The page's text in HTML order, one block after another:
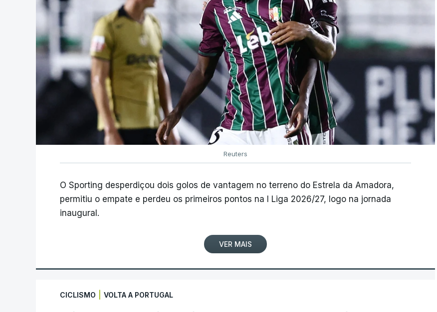
Reuters
O Sporting desperdiçou dois golos de vantagem no terreno do Estrela da Amadora,
permitiu o empate e perdeu os primeiros pontos na I Liga 2026/27, logo na jornada
inaugural.
VER MAIS
CICLISMO VOLTA A PORTUGAL